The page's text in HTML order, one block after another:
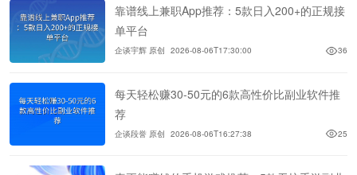
靠谱线上兼职App推荐：5款日入200+的正规接
单平台
企谈宇辉 原创 2026-08-06T17:30:00 36
每天轻松赚30-50元的6款高性价比副业软件推
荐
企谈段誉 原创 2026-08-06T16:27:38 25